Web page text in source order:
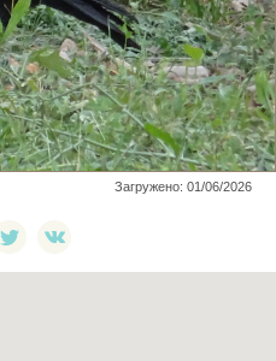
Загружено: 01/06/2026